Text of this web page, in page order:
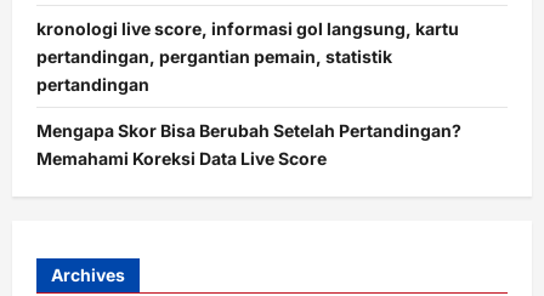
kronologi live score, informasi gol langsung, kartu
pertandingan, pergantian pemain, statistik
pertandingan
Mengapa Skor Bisa Berubah Setelah Pertandingan?
Memahami Koreksi Data Live Score
Archives